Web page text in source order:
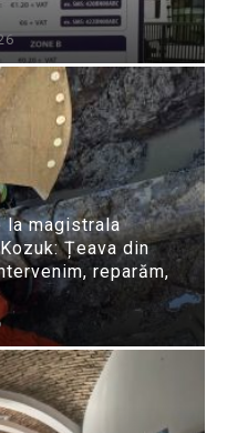
la magistrala
Țeava din
reparăm,